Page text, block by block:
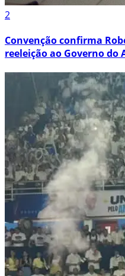
2
Convenção confirma
reeleição ao Governo do